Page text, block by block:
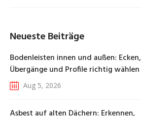
Neueste Beiträge
Bodenleisten innen und außen: Ecken,
Übergänge und Profile richtig wählen
Aug 5, 2026